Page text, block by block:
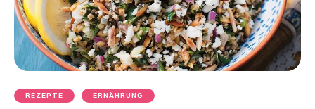
REZEPTE ERNÄHRUNG